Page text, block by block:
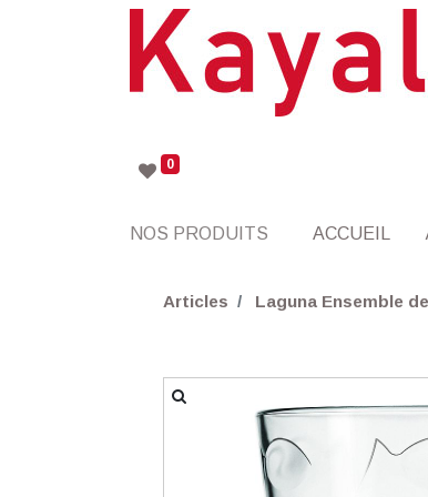
0
NOS PRODUITS ACCUEIL
Articles Laguna Ensemble